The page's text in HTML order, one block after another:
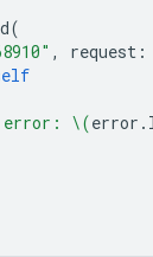
(
, request :
\(error .